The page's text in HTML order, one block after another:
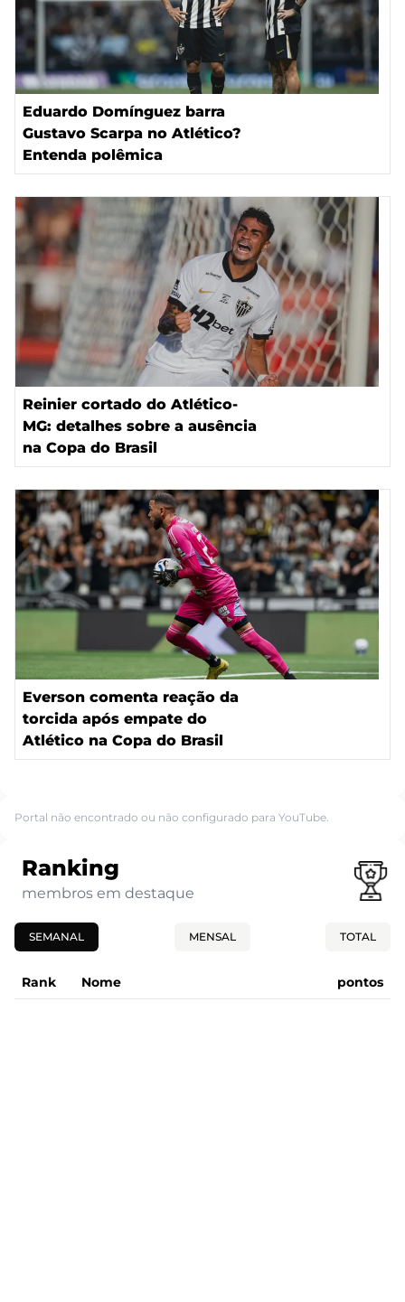
Eduardo Domínguez barra
Gustavo Scarpa no Atlético?
Entenda polêmica
Reinier cortado do Atlético-
MG: detalhes sobre a ausência
na Copa do Brasil
Everson comenta reação da
torcida após empate do
Atlético na Copa do Brasil
Portal não encontrado ou não configurado para YouTube.
Ranking
membros em destaque
SEMANAL MENSAL TOTAL
Rank Nome pontos